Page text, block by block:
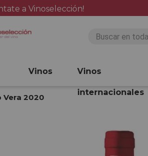
a Vinoselección!
Vinos Vinos
internacionales
Vera 2020